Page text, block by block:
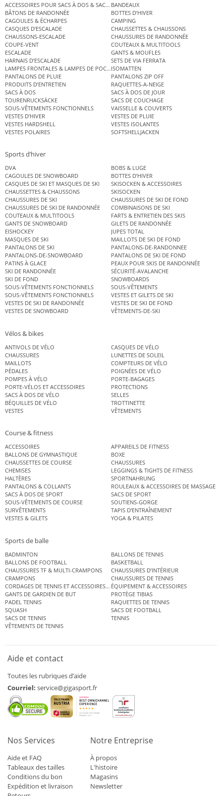
ACCESSOIRES POUR SACS À DOS & SACS ÉTANCHES
BANDEAUX
BÂTONS DE RANDONNÉE
BOTTES D’HIVER
CAGOULES & ÉCHARPES
CAMPING
CASQUES D’ESCALADE
CHAUSSETTES & CHAUSSONS
CHAUSSONS-ESCALADE
CHAUSSURES DE RANDONNÉE
COUPE-VENT
COUTEAUX & MULTITOOLS
ESCALADE
GANTS & MOUFLES
HARNAIS D’ESCALADE
SETS DE VIA FERRATA
LAMPES FRONTALES & LAMPES DE POCHEISOMATTEN
PANTALONS DE PLUIE
PANTALONS ZIP OFF
PRODUITS D’ENTRETIEN
RAQUETTES-A-NEIGE
SACS À DOS
SACS À DOS DE JOUR
TOURENRUCKSÄCKE
SACS DE COUCHAGE
SOUS-VÊTEMENTS FONCTIONNELS
VAISSELLE & COUVERTS
VESTES D’HIVER
VESTES DE PLUIE
VESTES HARDSHELL
VESTES ISOLANTES
VESTES POLAIRES
SOFTSHELLJACKEN
Sports d’hiver
DVA
BOBS & LUGE
CAGOULES DE SNOWBOARD
BOTTES D’HIVER
CASQUES DE SKI ET MASQUES DE SKI
SKISOCKEN & ACCESSOIRES
CHAUSSETTES & CHAUSSONS
SKISOCKEN
CHAUSSURES DE SKI
CHAUSSURES DE SKI DE FOND
CHAUSSURES DE SKI DE RANDONNÉE
COMBINAISONS DE SKI
COUTEAUX & MULTITOOLS
FARTS & ENTRETIEN DES SKIS
GANTS DE SNOWBOARD
GILETS DE RANDONNÉE
EISHOCKEY
JUPES TOTAL
MASQUES DE SKI
MAILLOTS DE SKI DE FOND
PANTALONS DE SKI
PANTALONS-DE-RANDONNEE
PANTALONS-DE-SNOWBOARD
PANTALONS DE SKI DE FOND
PATINS À GLACE
PEAUX POUR SKIS DE RANDONNÉE
SKI DE RANDONNÉE
SÉCURITÉ-AVALANCHE
SKI DE FOND
SNOWBOARDS
SOUS-VÊTEMENTS FONCTIONNELS
SOUS-VÊTEMENTS
SOUS-VÊTEMENTS FONCTIONNELS
VESTES ET GILETS DE SKI
VESTES DE SKI DE RANDONNÉE
VESTES DE SKI DE FOND
VESTES DE SNOWBOARD
VÊTEMENTS-DE-SKI
Vélos & bikes
ANTIVOLS DE VÉLO
CASQUES DE VÉLO
CHAUSSURES
LUNETTES DE SOLEIL
MAILLOTS
COMPTEURS DE VÉLO
PÉDALES
POIGNÉES DE VÉLO
POMPES À VÉLO
PORTE-BAGAGES
PORTE-VÉLOS ET ACCESSOIRES
PROTECTIONS
SACS À DOS DE VÉLO
SELLES
BÉQUILLES DE VÉLO
TROTTINETTE
VESTES
VÊTEMENTS
Course & fitness
ACCESSOIRES
APPAREILS DE FITNESS
BALLONS DE GYMNASTIQUE
BOXE
CHAUSSETTES DE COURSE
CHAUSSURES
CHEMISES
LEGGINGS & TIGHTS DE FITNESS
HALTÈRES
SPORTNAHRUNG
PANTALONS & COLLANTS
ROULEAUX & ACCESSOIRES DE MASSAGE
SACS À DOS DE SPORT
SACS DE SPORT
SOUS-VÊTEMENTS DE COURSE
SOUTIENS-GORGE
SURVÊTEMENTS
TAPIS D’ENTRAÎNEMENT
VESTES & GILETS
YOGA & PILATES
Sports de balle
BADMINTON
BALLONS DE TENNIS
BALLONS DE FOOTBALL
BASKETBALL
CHAUSSURES TF & MULTI-CRAMPONS
CHAUSSURES D’INTÉRIEUR
CRAMPONS
CHAUSSURES DE TENNIS
CORDAGES DE TENNIS ET ACCESSOIRES DE TENNISÉQUIPEMENT & ACCESSOIRES
GANTS DE GARDIEN DE BUT
PROTÈGE TIBIAS
PADEL TENNIS
RAQUETTES DE TENNIS
SQUASH
SACS DE FOOTBALL
SACS DE TENNIS
TENNIS
VÊTEMENTS DE TENNIS
Aide et contact
Toutes les rubriques d’aide
Courriel: service@gigasport.fr
Nos Services
Aide et FAQ
Tableaux des tailles
Conditions du bon
Expédition et livraison
Notre Entreprise
À propos
L'histoire
Magasins
Newsletter